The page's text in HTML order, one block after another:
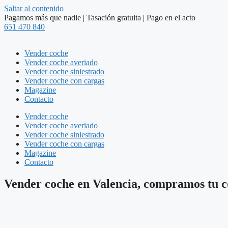
Saltar al contenido
Pagamos más que nadie | Tasación gratuita | Pago en el acto
651 470 840
Vender coche
Vender coche averiado
Vender coche siniestrado
Vender coche con cargas
Magazine
Contacto
Vender coche
Vender coche averiado
Vender coche siniestrado
Vender coche con cargas
Magazine
Contacto
Vender coche en Valencia, compramos tu